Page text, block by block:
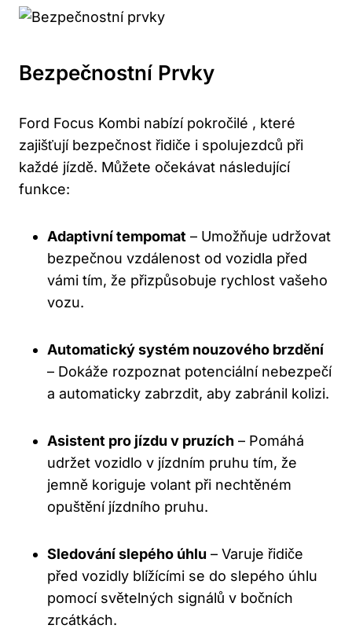
Bezpečnostní Prvky
Ford Focus Kombi nabízí pokročilé , které
zajišťují bezpečnost řidiče i spolujezdců při
každé jízdě. Můžete očekávat následující
funkce:
Adaptivní tempomat – Umožňuje udržovat
bezpečnou vzdálenost od vozidla před
vámi tím, že přizpůsobuje rychlost vašeho
vozu.
Automatický systém nouzového brzdění
– Dokáže rozpoznat potenciální nebezpečí
a automaticky zabrzdit, aby zabránil kolizi.
Asistent pro jízdu v pruzích – Pomáhá
udržet vozidlo v jízdním pruhu tím, že
jemně koriguje volant při nechtěném
opuštění jízdního pruhu.
Sledování slepého úhlu – Varuje řidiče
před vozidly blížícími se do slepého úhlu
pomocí světelných signálů v bočních
zrcátkách.